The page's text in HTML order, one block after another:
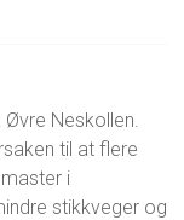
Neskollen.
til at flere
i
stikkveger og